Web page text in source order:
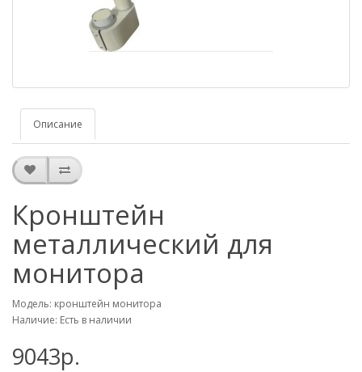
Описание
Кронштейн
металлический для
монитора
Модель: кронштейн монитора
Наличие: Есть в наличии
9043р.